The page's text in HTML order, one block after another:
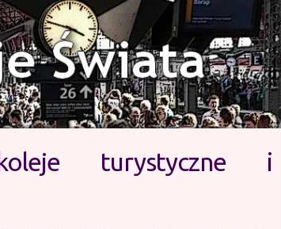
turystyczne i